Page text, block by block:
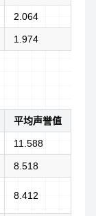
2.064
1.974
平均声誉值
11.588
8.518
8.412